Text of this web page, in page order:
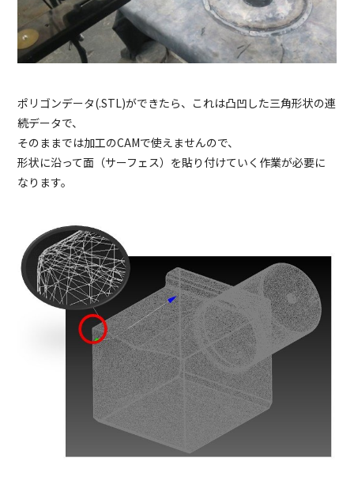
ポリゴンデータ(.STL)ができたら、これは凸凹した三角形状の連
続データで、
そのままでは加工のCAMで使えませんので、
形状に沿って面（サーフェス）を貼り付けていく作業が必要に
なります。